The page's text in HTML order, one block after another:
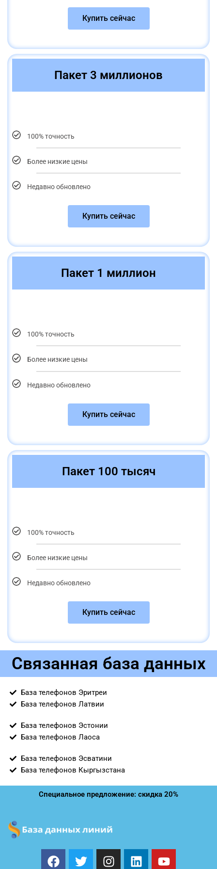
Купить сейчас
Пакет 3 миллионов
100% точность
Более низкие цены
Недавно обновлено
Купить сейчас
Пакет 1 миллион
100% точность
Более низкие цены
Недавно обновлено
Купить сейчас
Пакет 100 тысяч
100% точность
Более низкие цены
Недавно обновлено
Купить сейчас
Связанная база данных
База телефонов Эритреи
База телефонов Латвии
База телефонов Эстонии
База телефонов Лаоса
База телефонов Эсватини
База телефонов Кыргызстана
Специальное предложение: скидка 20%
F
T
I
L
Y